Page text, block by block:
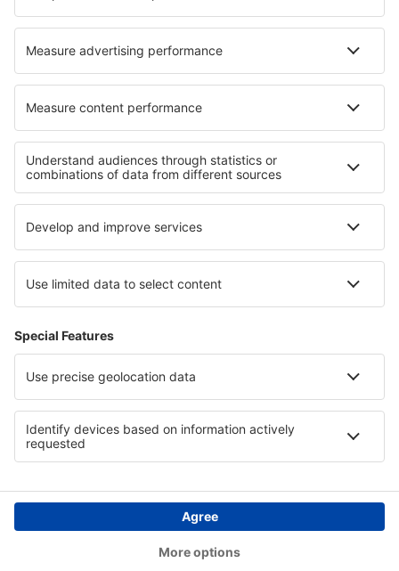
Pernottamenti a Gran Canaria
Pernottamenti in Community of Madrid
Pernottamenti in Louisiana
Pernottamenti a Garmisch-Partenkirchen
Pernottamenti nelle Montagne Rocciose
Pernottamenti in Lapponia Pernottamenti in Tamaulipas
Copyright © eSkyTravel.it. Tutti i diritti riservati.